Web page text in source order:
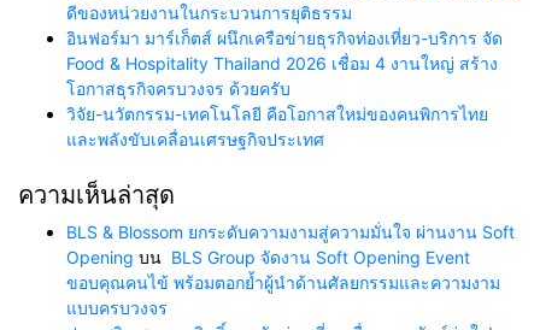
ดีของหน่วยงานในกระบวนการยุติธรรม
อินฟอร์มา มาร์เก็ตส์ ผนึกเครือข่ายธุรกิจท่องเที่ยว-บริการ จัด
Food & Hospitality Thailand 2026 เชื่อม 4 งานใหญ่ สร้าง
โอกาสธุรกิจครบวงจร ด้วยครับ
วิจัย-นวัตกรรม-เทคโนโลยี คือโอกาสใหม่ของคนพิการไทย
และพลังขับเคลื่อนเศรษฐกิจประเทศ
ความเห็นล่าสุด
BLS & Blossom ยกระดับความงามสู่ความมั่นใจ ผ่านงาน Soft
Opening บน BLS Group จัดงาน Soft Opening Event
ขอบคุณคนไข้ พร้อมตอกย้ำผู้นำด้านศัลยกรรมและความงาม
แบบครบวงจร